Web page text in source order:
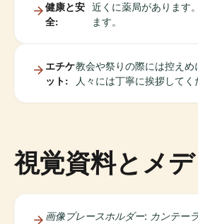
健康と安
全:
近くに薬局があります
ます。
エチケ
ット:
教会や祭りの際には控え
人々には丁寧に挨拶してく
視覚資料とメ
画像プレースホルダー: カンテー